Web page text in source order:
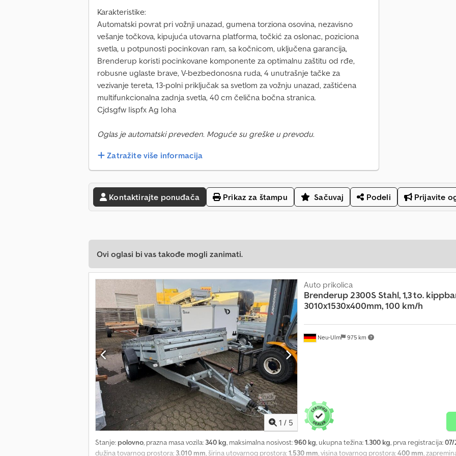
Karakteristike:
Automatski povrat pri vožnji unazad, gumena torziona osovina, nezavisno
vešanje točkova, kipujuća utovarna platforma, točkić za oslonac, poziciona
svetla, u potpunosti pocinkovan ram, sa kočnicom, uključena garancija,
Brenderup koristi pocinkovane komponente za optimalnu zaštitu od rđe,
robusne uglaste brave, V-bezbedonosna ruda, 4 unutrašnje tačke za
vezivanje tereta, 13-polni priključak sa svetlom za vožnju unazad, zaštićena
multifunkcionalna zadnja svetla, 40 cm čelična bočna stranica.
Cjdsgfw Iispfx Ag Ioha
Oglas je automatski preveden. Moguće su greške u prevodu.
Zatražite više informacija
Kontaktirajte ponuđača Prikaz za štampu Sačuvaj Podeli Prijavite
Ovi oglasi bi vas takođe mogli zanimati.
1 / 5
Neu-Ulm 975 km
Auto prikolica
Brenderup2300S Stahl, 1,3 to.
3010x1530x400mm, 100 km/h
Stanje: polovno, prazna masa vozila: 340 kg, maksimalna nosivost:960 kg, ukupna težina:1.300 kg, prva registracija:07/
dužina tovarnog prostora: 3.010 mm, širina utovarnog prostora:1.530 mm, visina tovarnog prostora:400 mm,